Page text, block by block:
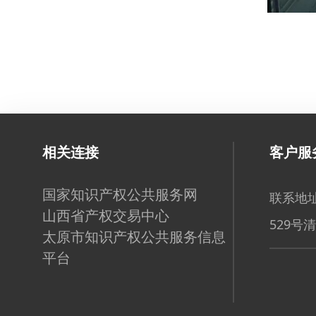
相关连接
国家知识产权公共服务网
山西省产权交易中心
太原市知识产权公共服务信息
平台
客户服
联系地
529号